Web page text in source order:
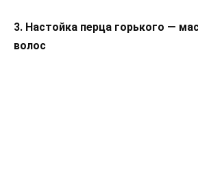
3. Настойка перца горького —
волос